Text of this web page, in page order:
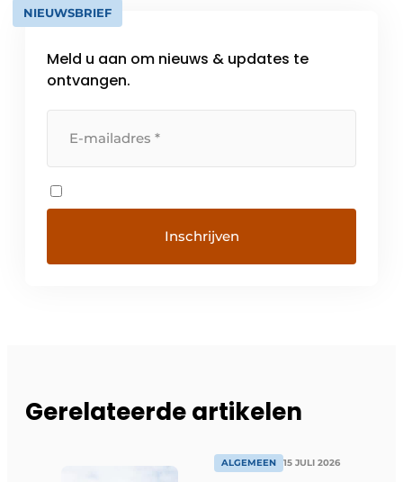
NIEUWSBRIEF
Meld u aan om nieuws & updates te
ontvangen.
Gerelateerde artikelen
ALGEMEEN 15 JULI 2026